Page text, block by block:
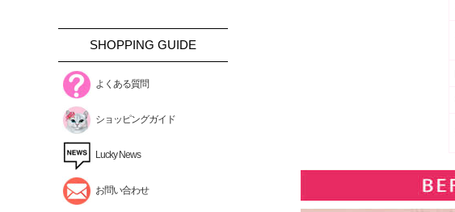
SHOPPING GUIDE
よくある質問
ショッピングガイド
Lucky News
お問い合わせ